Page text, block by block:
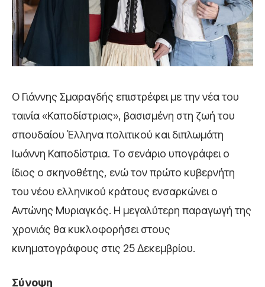
Ο Γιάννης Σμαραγδής επιστρέφει με την νέα του
ταινία «Καποδίστριας», βασισμένη στη ζωή του
σπουδαίου Έλληνα πολιτικού και διπλωμάτη
Ιωάννη Καποδίστρια. Το σενάριο υπογράφει ο
ίδιος ο σκηνοθέτης, ενώ τον πρώτο κυβερνήτη
του νέου ελληνικού κράτους ενσαρκώνει ο
Αντώνης Μυριαγκός. Η μεγαλύτερη παραγωγή της
χρονιάς θα κυκλοφορήσει στους
κινηματογράφους στις 25 Δεκεμβρίου.
Σύνοψη